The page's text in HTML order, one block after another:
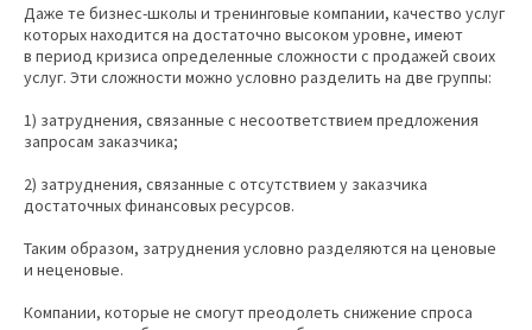
Даже те бизнес-школы и тренинговые компании, качество услуг
которых находится на достаточно высоком уровне, имеют
в период кризиса определенные сложности с продажей своих
услуг. Эти сложности можно условно разделить на две группы:
1) затруднения, связанные с несоответствием предложения
запросам заказчика;
2) затруднения, связанные с отсутствием у заказчика
достаточных финансовых ресурсов.
Таким образом, затруднения условно разделяются на ценовые
и неценовые.
Компании, которые не смогут преодолеть снижение спроса